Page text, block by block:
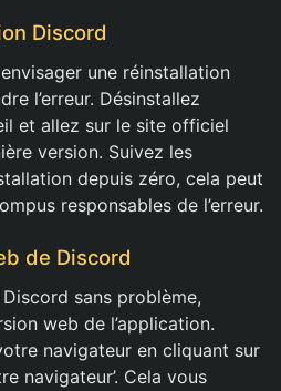
Discord
une réinstallation
l’erreur. Désinstallez
et allez sur le site officiel
version. Suivez les
depuis zéro, cela peut
responsables de l’erreur.
de Discord
sans problème,
web de l’application.
navigateur en cliquant sur
navigateur’. Cela vous